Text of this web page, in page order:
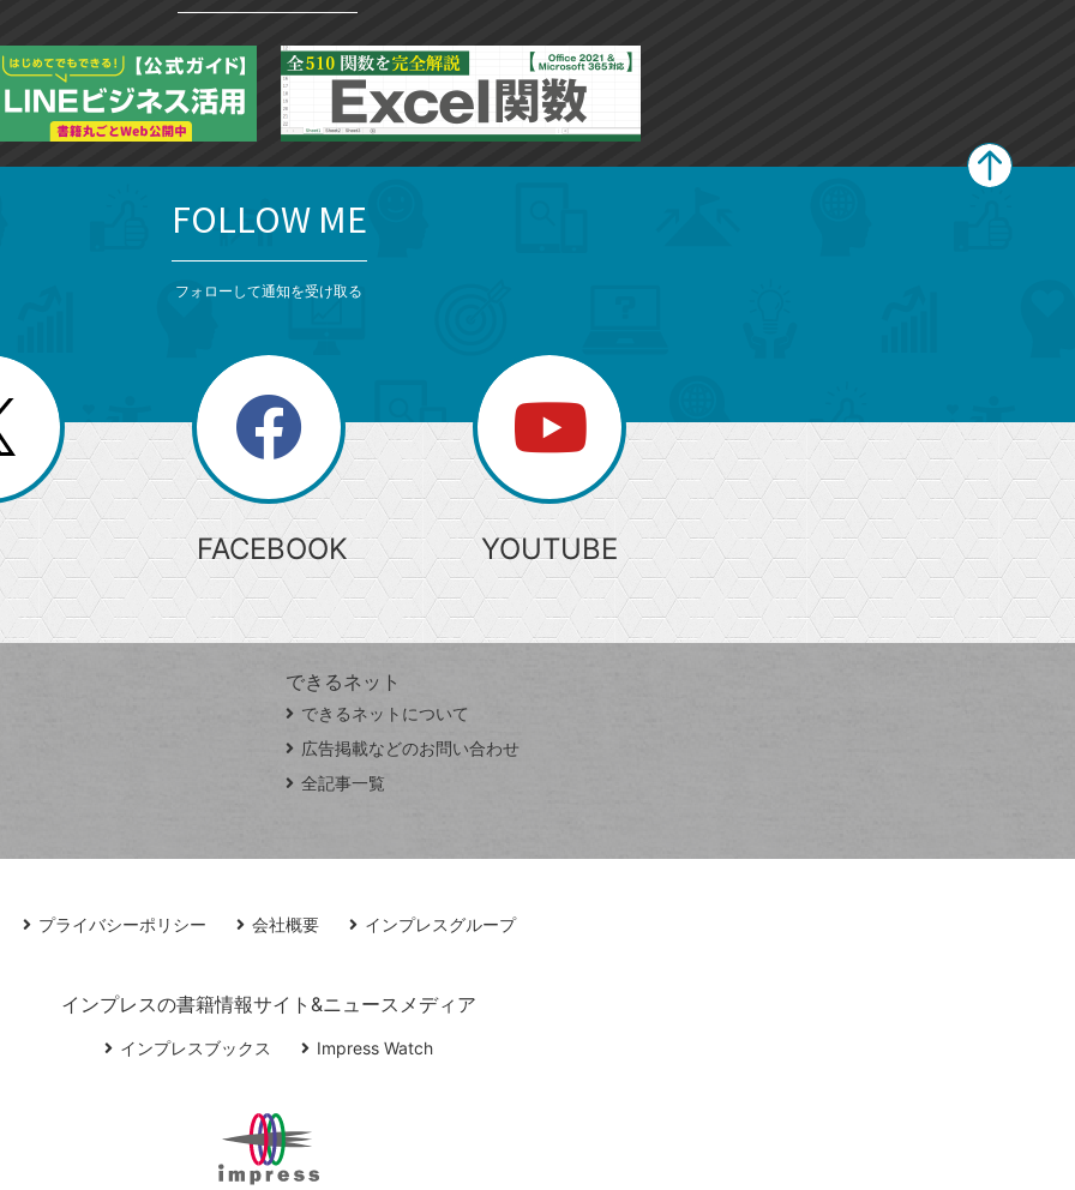
search検
索
FOLLOW ME
フォローして通知を受け取る
FACEBOOK YOUTUBE
できるネット
できるネットについて
広告掲載などのお問い合わせ
全記事一覧
プライバシーポリシー 会社概要 インプレスグループ
インプレスの書籍情報サイト&ニュースメディア
インプレスブックス Impress Watch